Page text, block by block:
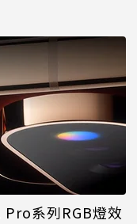
系列RGB燈效